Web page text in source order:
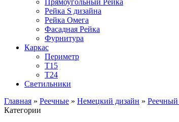
Рейка S дизайна
Рейка Омега
Фасадная Рейка
Фурнитура
Каркас
Периметр
Т15
Т24
Светильники
Главная » Реечные » Немецкий дизайн »
Категории